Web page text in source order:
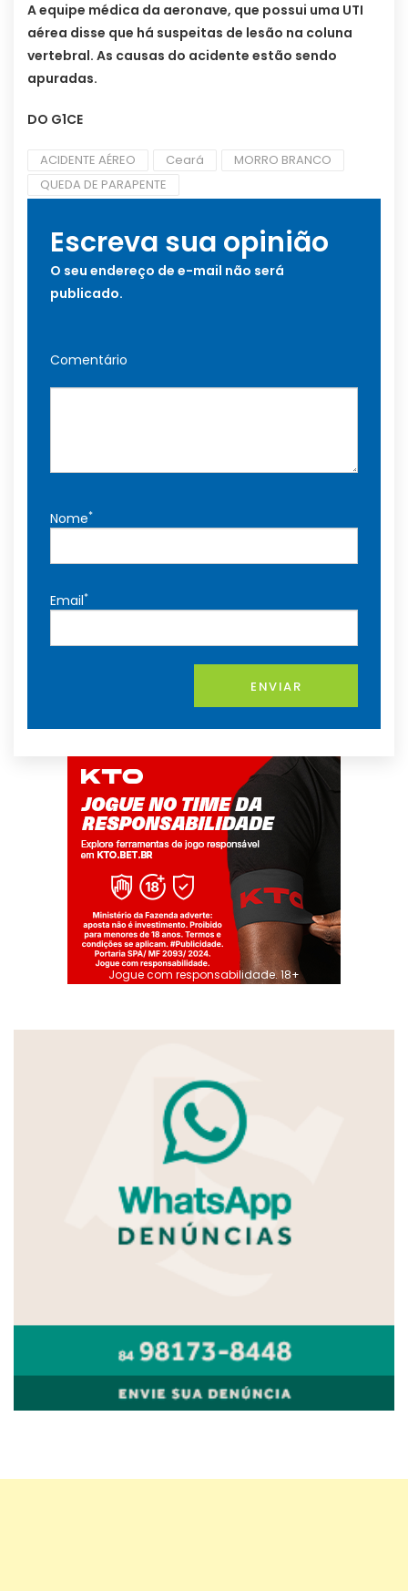
A equipe médica da aeronave, que possui uma UTI
aérea disse que há suspeitas de lesão na coluna
vertebral. As causas do acidente estão sendo
apuradas.
DO G1CE
ACIDENTE AÉREO Ceará
MORRO BRANCO
QUEDA DE PARAPENTE
Escreva sua opinião
O seu endereço de e-mail não será
publicado.
Comentário
Nome*
Email*
ENVIAR
Jogue com responsabilidade. 18+